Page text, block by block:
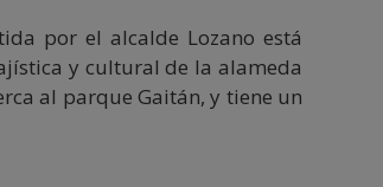
por el alcalde Lozano está
y cultural de la alameda
al parque Gaitán, y tiene un